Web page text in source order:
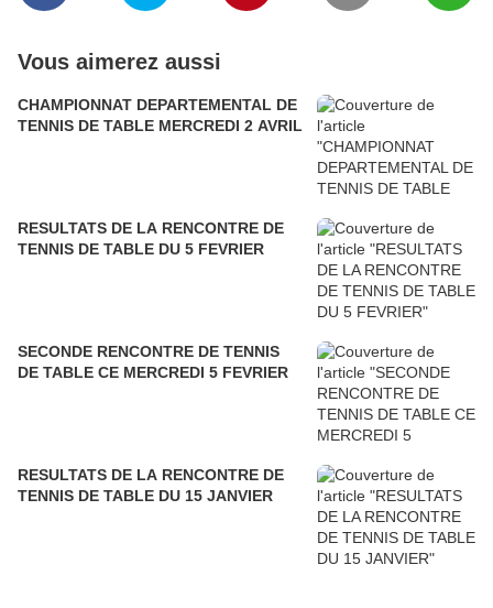
Vous aimerez aussi
CHAMPIONNAT DEPARTEMENTAL DE
TENNIS DE TABLE MERCREDI 2 AVRIL
RESULTATS DE LA RENCONTRE DE
TENNIS DE TABLE DU 5 FEVRIER
SECONDE RENCONTRE DE TENNIS
DE TABLE CE MERCREDI 5 FEVRIER
RESULTATS DE LA RENCONTRE DE
TENNIS DE TABLE DU 15 JANVIER